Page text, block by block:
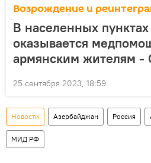
Возрождение и
В населенных
оказывается
армянским жителям
25 сентября 2023, 18:59
Новости Азербайджан Россия
МИД РФ